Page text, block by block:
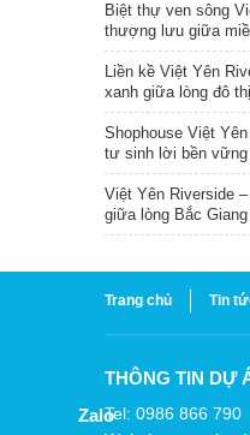
Biệt thự ven sông
thượng lưu giữa
Liền kề Việt Yên
xanh giữa lòng đô thị
Shophouse Việt
tư sinh lời bền vững
Việt Yên Riverside
giữa lòng Bắc Giang
Trang chủ Tin
THÔNG TIN DỰ
Tel: 0986 866 790
Zalo